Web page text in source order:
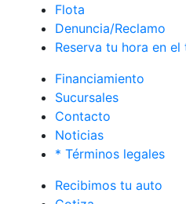
Flota
Denuncia/Reclamo
Reserva tu hora en el
Financiamiento
Sucursales
Contacto
Noticias
* Términos legales
Recibimos tu auto